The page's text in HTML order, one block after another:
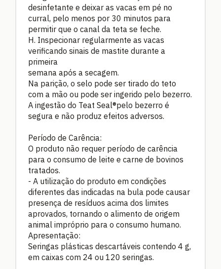
desinfetante e deixar as vacas em pé no
curral, pelo menos por 30 minutos para
permitir que o canal da teta se feche.
H. Inspecionar regularmente as vacas
verificando sinais de mastite durante a
primeira
semana após a secagem.
Na parição, o selo pode ser tirado do teto
com a mão ou pode ser ingerido pelo bezerro.
A ingestão do Teat Seal®pelo bezerro é
segura e não produz efeitos adversos.
Período de Carência:
O produto não requer período de carência
para o consumo de leite e carne de bovinos
tratados.
- A utilização do produto em condições
diferentes das indicadas na bula pode causar
presença de resíduos acima dos limites
aprovados, tornando o alimento de origem
animal impróprio para o consumo humano.
Apresentação:
Seringas plásticas descartáveis contendo 4 g,
em caixas com 24 ou 120 seringas.